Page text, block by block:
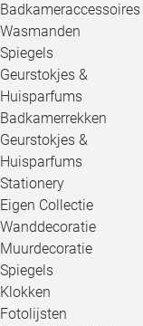
Badkameraccessoires
Wasmanden
Spiegels
Geurstokjes &
Huisparfums
Badkamerrekken
Geurstokjes &
Huisparfums
Stationery
Eigen Collectie
Wanddecoratie
Muurdecoratie
Spiegels
Klokken
Fotolijsten